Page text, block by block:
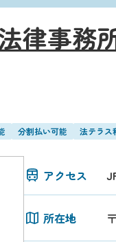
律事務
分割払い可能 法テラス
アクセス
所在地